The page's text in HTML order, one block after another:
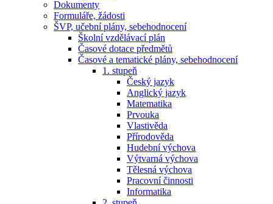
Dokumenty
Formuláře, žádosti
ŠVP, učební plány, sebehodnocení
Školní vzdělávací plán
Časové dotace předmětů
Časové a tematické plány, sebehodnocení
1. stupeň
Český jazyk
Anglický jazyk
Matematika
Prvouka
Vlastivěda
Přírodověda
Hudební výchova
Výtvarná výchova
Tělesná výchova
Pracovní činnosti
Informatika